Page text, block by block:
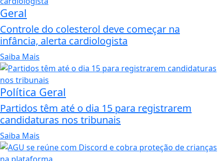
Geral
Controle do colesterol deve começar na
infância, alerta cardiologista
Saiba Mais
Política Geral
Partidos têm até o dia 15 para registrarem
candidaturas nos tribunais
Saiba Mais